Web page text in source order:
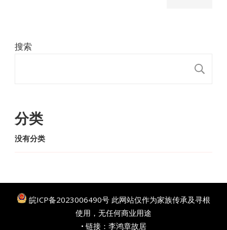
搜索
分类
没有分类
皖ICP备2023006490号 此网站仅作为家族传承及寻根
使用，无任何商业用途
• 链接： 李鸿章故居